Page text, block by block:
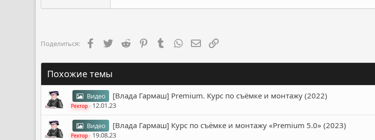
Поделиться: FacebookTwitter Reddit PinterestTumblr WhatsAppЭлектронная почта
Похожие темы
Видео [Влада Гармаш] Premium. Курс по съёмке и монтажу (2022)
Ректор 12.01.23
Видео [Влада Гармаш] Курс по съёмке и монтажу «Premium 5.0» (2023)
Ректор 19.08.23